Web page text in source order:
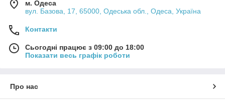
м. Одеса
вул. Базова, 17, 65000, Одеська обл., Одеса, Україна
Контакти
Сьогодні працює з 09:00 до 18:00
Показати весь графік роботи
Про нас